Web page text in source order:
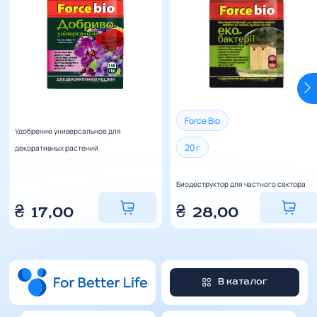
Удобрение универсальное для
декоративных растений
17,00
₴
Force Bio
20 г
Биодеструктор для частного сектора
28,00
₴
В каталог